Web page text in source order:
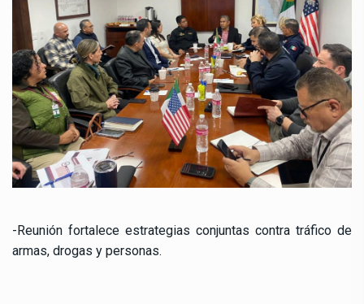
-Reunión fortalece estrategias conjuntas contra tráfico de
armas, drogas y personas.